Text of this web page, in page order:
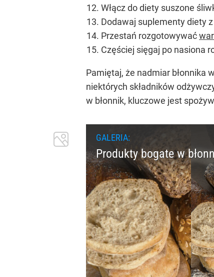
Włącz do diety suszone
Dodawaj suplementy diety
Przestań rozgotowywać
Częściej sięgaj po nasiona
Pamiętaj, że nadmiar błonnika
niektórych składników
w błonnik, kluczowe jest